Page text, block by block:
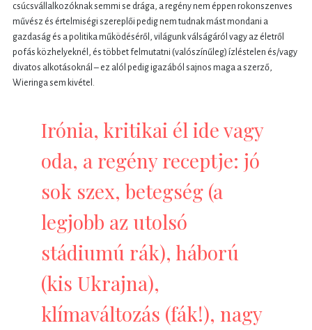
csúcsvállalkozóknak semmi se drága, a regény nem éppen rokonszenves
művész és értelmiségi szereplői pedig nem tudnak mást mondani a
gazdaság és a politika működéséről, világunk válságáról vagy az életről
pofás közhelyeknél, és többet felmutatni (valószínűleg) ízléstelen és/vagy
divatos alkotásoknál – ez alól pedig igazából sajnos maga a szerző,
Wieringa sem kivétel.
Irónia, kritikai él ide vagy
oda, a regény receptje: jó
sok szex, betegség (a
legjobb az utolsó
stádiumú rák), háború
(kis Ukrajna),
klímaváltozás (fák!), nagy